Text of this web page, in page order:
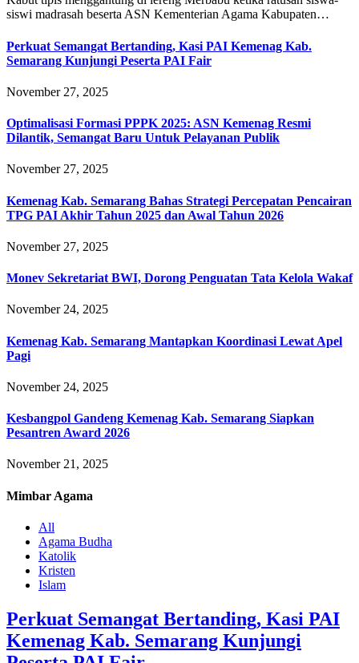
siswi madrasah beserta ASN Kementerian Agama Kabupaten…
Perkuat Semangat Bertanding, Kasi PAI Kemenag Kab.
Semarang Kunjungi Peserta PAI Fair
November 27, 2025
Optimalisasi Formasi PPPK 2025: ASN Kemenag Resmi
Dilantik, Semangat Baru Untuk Pelayanan Publik
November 27, 2025
Kemenag Kab. Semarang Bahas Strategi Percepatan Pencairan
TPG PAI Akhir Tahun 2025 dan Awal Tahun 2026
November 27, 2025
Monev Sekretariat BWI, Dorong Penguatan Tata Kelola Wakaf
November 24, 2025
Kemenag Kab. Semarang Mantapkan Koordinasi Lewat Apel
Pagi
November 24, 2025
Kesbangpol Gandeng Kemenag Kab. Semarang Siapkan
Pesantren Award 2026
November 21, 2025
Mimbar Agama
All
Agama Budha
Katolik
Kristen
Islam
Perkuat Semangat Bertanding, Kasi PAI
Kemenag Kab. Semarang Kunjungi